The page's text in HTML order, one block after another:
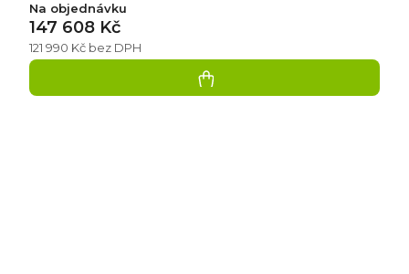
Na objednávku
121 990 Kč bez DPH
147 608 Kč